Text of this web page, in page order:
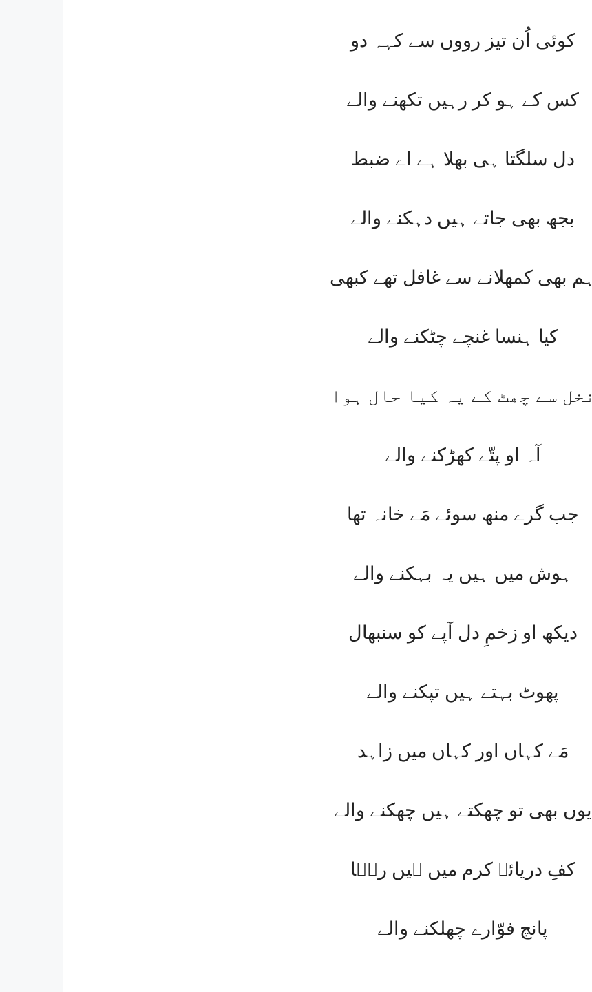
کوئی اُن تیز رووں سے کہہ دو
کس کے ہو کر رہیں تکھنے والے
دل سلگتا ہی بھلا ہے اے ضبط
بجھ بھی جاتے ہیں دہکنے والے
ہم بھی کمھلانے سے غافل تھے کبھی
کیا ہنسا غنچے چٹکنے والے
نخل سے چھٹ کے یہ کیا حال ہوا
آہ او پتّے کھڑکنے والے
جب گرے منھ سوئے مَے خانہ تھا
ہوش میں ہیں یہ بہکنے والے
دیکھ او زخمِ دل آپے کو سنبھال
پھوٹ بہتے ہیں تپکنے والے
مَے کہاں اور کہاں میں زاہد
یوں بھی تو چھکتے ہیں چھکنے والے
کفِ دریائے کرم میں ہیں رضؔا
پانچ فوّارے چھلکنے والے